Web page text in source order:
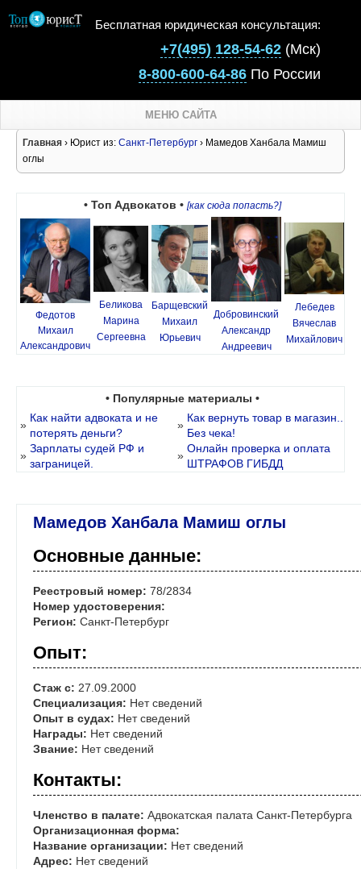
Бесплатная юридическая консультация:
+7(495) 128-54-62 (Мск)
8-800-600-64-86 По России
МЕНЮ САЙТА
Главная › Юрист из: Санкт-Петербург › Мамедов Ханбала Мамиш
оглы
• Топ Адвокатов • [как сюда попасть?]
Федотов
Михаил
Александрович
Беликова
Марина
Сергеевна
Барщевский
Михаил
Юрьевич
Добровинский
Александр
Андреевич
Лебедев
Вячеслав
Михайлович
• Популярные материалы •
»
Как найти адвоката и не
потерять деньги?
»
Как вернуть товар в магазин..
Без чека!
»
Зарплаты судей РФ и
заграницей.
»
Онлайн проверка и оплата
ШТРАФОВ ГИБДД
Мамедов Ханбала Мамиш оглы
Основные данные:
Реестровый номер: 78/2834
Номер удостоверения:
Регион: Санкт-Петербург
Опыт:
Стаж с: 27.09.2000
Специализация: Нет сведений
Опыт в судах: Нет сведений
Награды: Нет сведений
Звание: Нет сведений
Контакты:
Членство в палате: Адвокатская палата Санкт-Петербурга
Организационная форма:
Название организации: Нет сведений
Адрес: Нет сведений